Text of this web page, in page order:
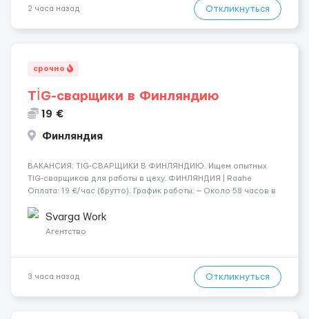
2 часа назад Откликнуться
срочно
TİG-сварщики в Финляндию
19 €
Финляндия
​​ВАКАНСИЯ: TIG-СВАРЩИКИ В ФИНЛЯНДИЮ. Ищем опытных
TIG-сварщиков для работы в цеху. ФИНЛЯНДИЯ | Raahe
Оплата: 19 €/час (брутто). График работы: — Около 58 часов в
переработки. Дата начала: — Как можно скорее....
Svarga Work
Агентство
3 часа назад Откликнуться